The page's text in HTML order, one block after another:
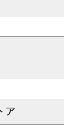
ア